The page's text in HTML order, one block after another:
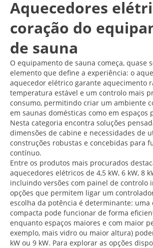
Aquecedores
coração do
de sauna
O equipamento de sauna começa, quase
elemento que define a experiência: o
aquecedor elétrico garante aquecimento
temperatura estável e um controlo mais
consumo, permitindo criar um ambiente
em saunas domésticas como em espaços
Nesta categoria encontra soluções
dimensões de cabine e necessidades de
construções robustas e concebidas para
contínuo.
Entre os produtos mais procurados
aquecedores elétricos de 4,5 kW, 6 kW, 8
incluindo versões com painel de controlo
opções que permitem ligar um
escolha da potência é determinante: uma
compacta pode funcionar de forma
enquanto espaços maiores e com maior
exemplo, mais vidro ou maior altura)
kW ou 9 kW. Para explorar as opções